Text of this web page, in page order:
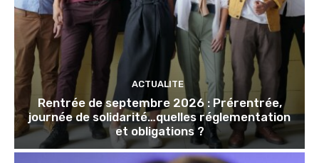
ACTUALITE
Rentrée de septembre 2026 : Prérentrée,
journée de solidarité…quelles réglementation
et obligations ?